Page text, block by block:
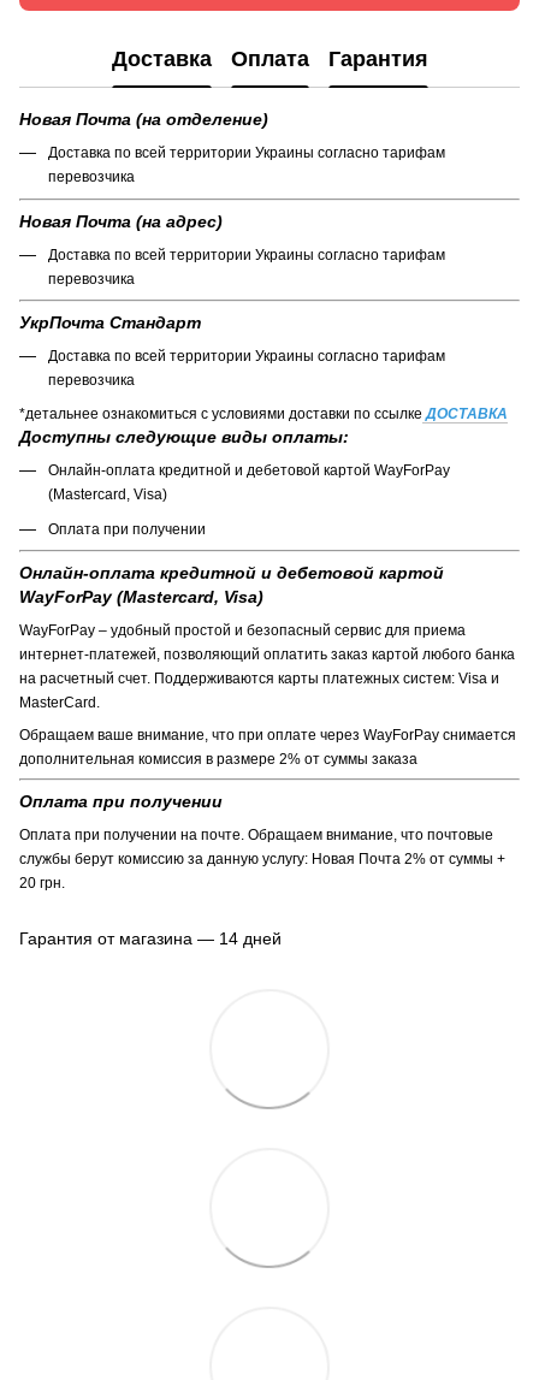
Доставка Оплата Гарантия
Новая Почта (на отделение)
Доставка по всей территории Украины согласно тарифам
перевозчика
Новая Почта (на адрес)
Доставка по всей территории Украины согласно тарифам
перевозчика
УкрПочта Стандарт
Доставка по всей территории Украины согласно тарифам
перевозчика
*детальнее ознакомиться с условиями доставки по ссылке ДОСТАВКА
Доступны следующие виды оплаты:
Онлайн-оплата кредитной и дебетовой картой WayForPay
(Mastercard, Visa)
Оплата при получении
Онлайн-оплата кредитной и дебетовой картой
WayForPay (Mastercard, Visa)
WayForPay – удобный простой и безопасный сервис для приема
интернет-платежей, позволяющий оплатить заказ картой любого банка
на расчетный счет. Поддерживаются карты платежных систем: Visa и
MasterCard.
Обращаем ваше внимание, что при оплате через WayForPay снимается
дополнительная комиссия в размере 2% от суммы заказа
Оплата при получении
Оплата при получении на почте. Обращаем внимание, что почтовые
службы берут комиссию за данную услугу: Новая Почта 2% от суммы +
20 грн.
Гарантия от магазина — 14 дней